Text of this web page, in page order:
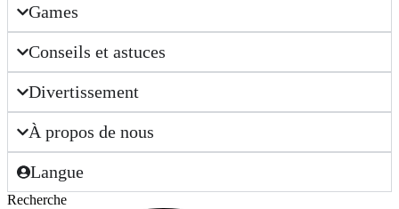
Games
Conseils et astuces
Divertissement
À propos de nous
Langue
Recherche